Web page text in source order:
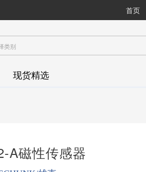
首页
现货精选
A磁性传感器